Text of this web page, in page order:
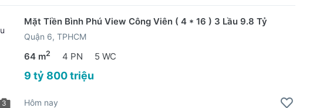
3
Mặt Tiền Bình Phú View Công Viên ( 4 * 16 ) 3 Lầu 9.8 Tỷ
Quận 6, TPHCM
64 m2 4 PN 5 WC
9 tỷ 800 triệu
Hôm nay